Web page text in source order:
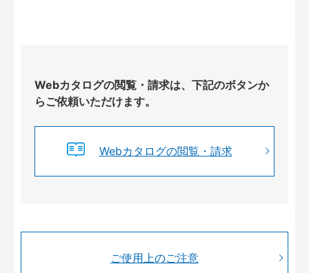
Webカタログの閲覧・請求は、下記のボタンか
らご依頼いただけます。
Webカタログの閲覧・請求
ご使用上のご注意